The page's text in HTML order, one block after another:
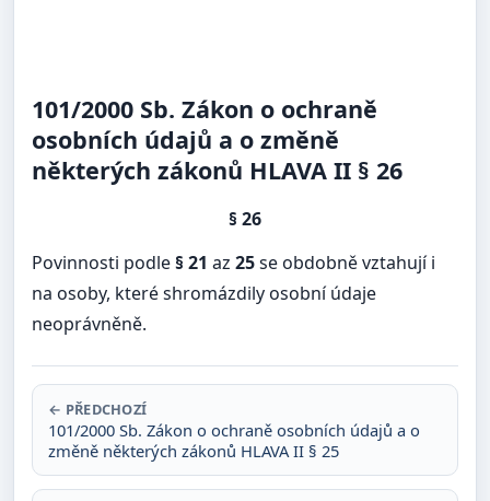
101/2000 Sb. Zákon o ochraně
osobních údajů a o změně
některých zákonů HLAVA II § 26
§ 26
Povinnosti podle§ 21 az 25se obdobně vztahují i
na osoby, které shromázdily osobní údaje
neoprávněně.
← PŘEDCHOZÍ
101/2000 Sb. Zákon o ochraně osobních údajů a o
změně některých zákonů HLAVA II § 25